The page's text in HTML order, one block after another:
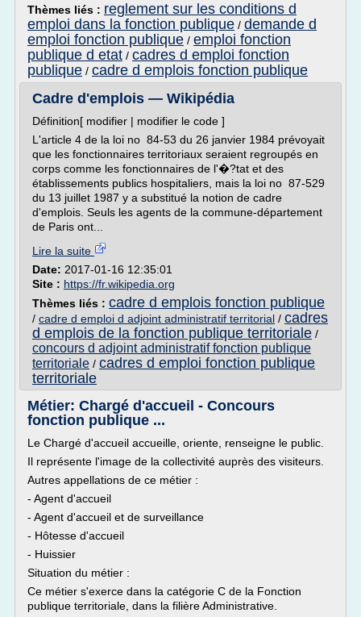
Thèmes liés : reglement sur les conditions d
emploi dans la fonction publique / demande d
emploi fonction publique / emploi fonction
publique d etat / cadres d emploi fonction
publique / cadre d emplois fonction publique
Cadre d'emplois — Wikipédia
Définition[ modifier | modifier le code ]
L'article 4 de la loi no 84-53 du 26 janvier 1984 prévoyait
que les fonctionnaires territoriaux seraient regroupés en
corps comme les fonctionnaires de l'�?tat et des
établissements publics hospitaliers, mais la loi no 87-529
du 13 juillet 1987 y a substitué la notion de cadre
d'emplois. Seuls les agents de la commune-département
de Paris ont...
Lire la suite
Date: 2017-01-16 12:35:01
Site : https://fr.wikipedia.org
Thèmes liés : cadre d emplois fonction publique
/ cadre d emploi d adjoint administratif territorial / cadres
d emplois de la fonction publique territoriale /
concours d adjoint administratif fonction publique
territoriale / cadres d emploi fonction publique
territoriale
Métier: Chargé d'accueil - Concours
fonction publique ...
Le Chargé d'accueil accueille, oriente, renseigne le public.
Il représente l'image de la collectivité auprès des visiteurs.
Autres appellations de ce métier :
- Agent d'accueil
- Agent d'accueil et de surveillance
- Hôtesse d'accueil
- Huissier
Situation du métier :
Ce métier s'exerce dans la catégorie C de la Fonction
publique territoriale, dans la filière Administrative.